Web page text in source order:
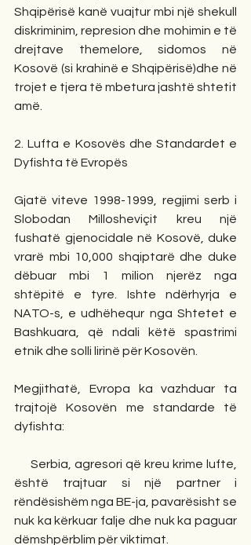
Shqipërisë kanë vuajtur mbi një shekull
diskriminim, represion dhe mohimin e të
drejtave themelore, sidomos në
Kosovë (si krahinë e Shqipërisë)dhe në
trojet e tjera të mbetura jashtë shtetit
amë.
2. Lufta e Kosovës dhe Standardet e
Dyfishta të Evropës
Gjatë viteve 1998-1999, regjimi serb i
Slobodan Millosheviçit kreu një
fushatë gjenocidale në Kosovë, duke
vrarë mbi 10,000 shqiptarë dhe duke
dëbuar mbi 1 milion njerëz nga
shtëpitë e tyre. Ishte ndërhyrja e
NATO-s, e udhëhequr nga Shtetet e
Bashkuara, që ndali këtë spastrimi
etnik dhe solli lirinë për Kosovën.
Megjithatë, Evropa ka vazhduar ta
trajtojë Kosovën me standarde të
dyfishta:
Serbia, agresori që kreu krime lufte,
është trajtuar si një partner i
rëndësishëm nga BE-ja, pavarësisht se
nuk ka kërkuar falje dhe nuk ka paguar
dëmshpërblim për viktimat.